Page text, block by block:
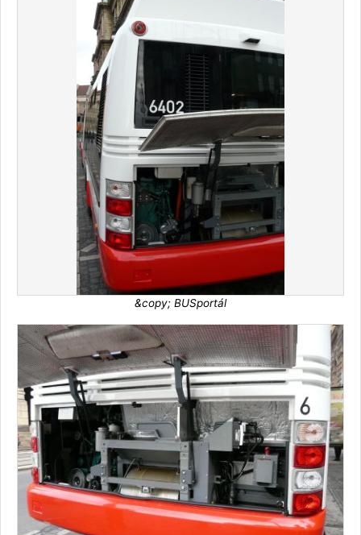
&copy; BUSportál